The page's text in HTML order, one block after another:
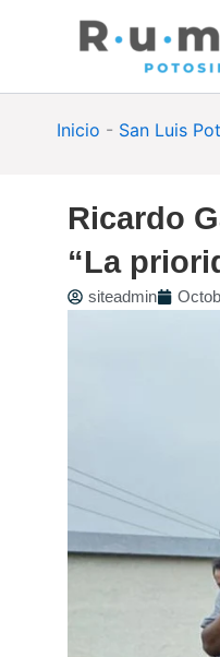
Inicio - San Luis
Ricardo
“La
siteadmin